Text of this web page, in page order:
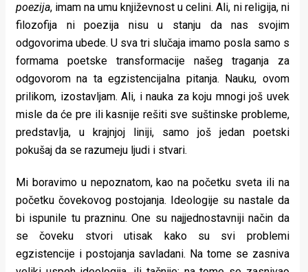
rade
Urban
Places
Aktivizam
Aktuelnosti
About
Urban
Magazin
poezija, imam na umu književnost u celini. Ali, ni religija, ni
filozofija ni poezija nisu u stanju da nas svojim
odgovorima ubede. U sva tri slučaja imamo posla samo s
formama poetske transformacije našeg traganja za
odgovorom na ta egzistencijalna pitanja. Nauku, ovom
prilikom, izostavljam. Ali, i nauka za koju mnogi još uvek
misle da će pre ili kasnije rešiti sve suštinske probleme,
predstavlja, u krajnjoj liniji, samo još jedan poetski
pokušaj da se razumeju ljudi i stvari.
Mi boravimo u nepoznatom, kao na početku sveta ili na
početku čovekovog postojanja. Ideologije su nastale da
bi ispunile tu prazninu. One su najjednostavniji način da
se čoveku stvori utisak kako su svi problemi
egzistencije i postojanja savladani. Na tome se zasniva